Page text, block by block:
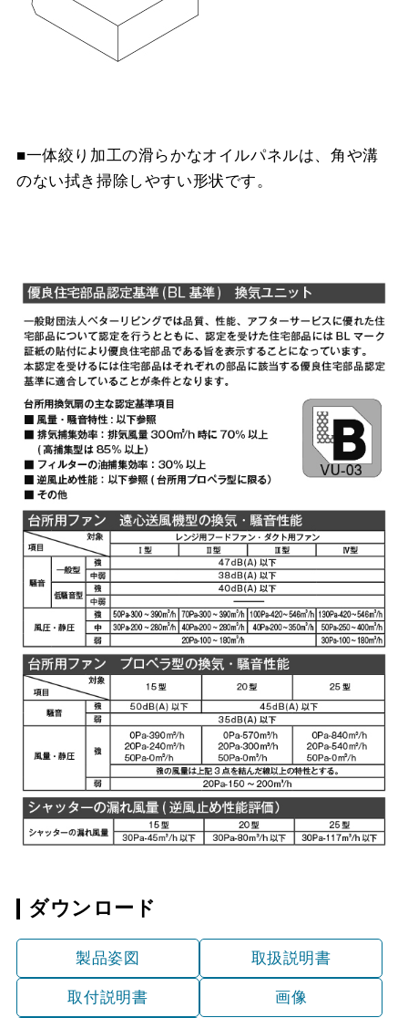
■一体絞り加工の滑らかなオイルパネルは、角や溝
のない拭き掃除しやすい形状です。
ダウンロード
製品姿図 取扱説明書
取付説明書 画像